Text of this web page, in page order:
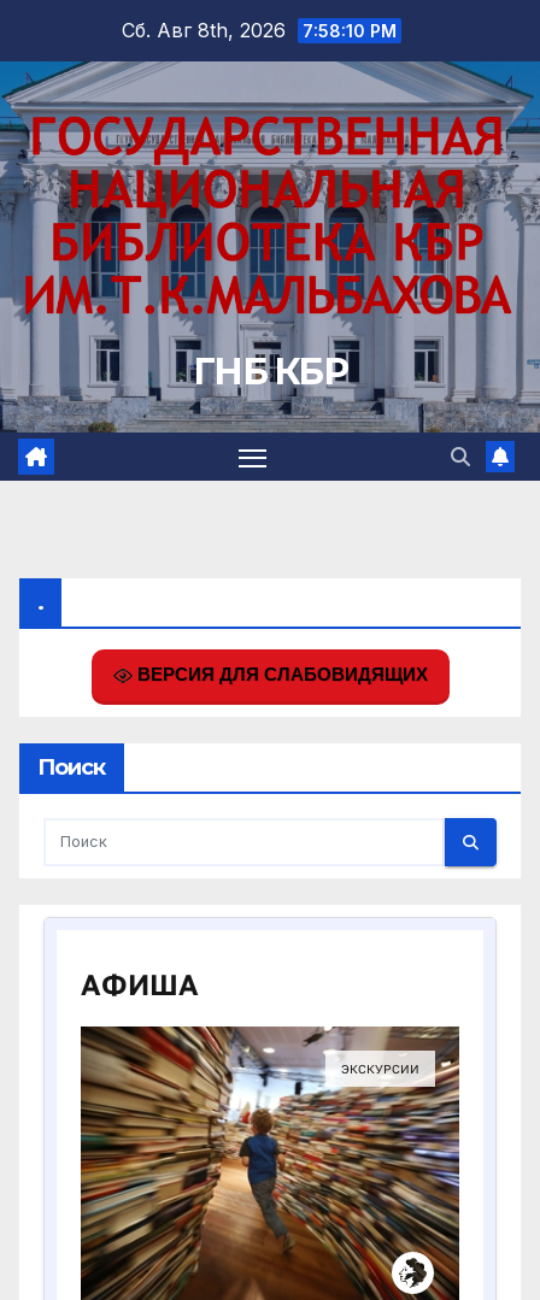
содержимому
Сб. Авг 8th, 2026 7:58:11 PM
ГНБ КБР
.
ВЕРСИЯ ДЛЯ СЛАБОВИДЯЩИХ
Поиск